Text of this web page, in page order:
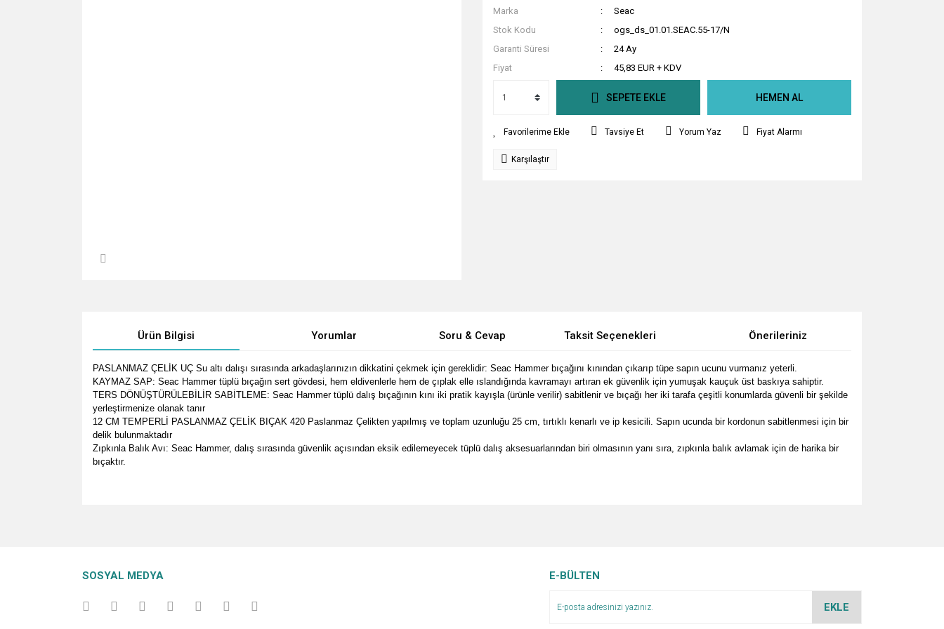
Marka
Seac
Stok Kodu
ogs_ds_01.01.SEAC.55-17/N
Garanti Süresi
24 Ay
Fiyat
45,83 EUR + KDV
SEPETE EKLE HEMEN AL
Tavsiye Et Yorum Yaz Fiyat Alarmı
Karşılaştır
Ürün Bilgisi Yorumlar Soru & Cevap Taksit Seçenekleri Önerileriniz
PASLANMAZ ÇELİK UÇ Su altı dalışı sırasında arkadaşlarınızın dikkatini çekmek için gereklidir: Seac Hammer bıçağını kınından çıkarıp tüpe sapın ucunu vurmanız yeterli.
KAYMAZ SAP: Seac Hammer tüplü bıçağın sert gövdesi, hem eldivenlerle hem de çıplak elle ıslandığında kavramayı artıran ek güvenlik için yumuşak kauçuk üst baskıya sahiptir.
TERS DÖNÜŞTÜRÜLEBİLİR SABİTLEME: Seac Hammer tüplü dalış bıçağının kını iki pratik kayışla (ürünle verilir) sabitlenir ve bıçağı her iki tarafa çeşitli konumlarda güvenli bir şekilde
yerleştirmenize olanak tanır
12 CM TEMPERLİ PASLANMAZ ÇELİK BIÇAK 420 Paslanmaz Çelikten yapılmış ve toplam uzunluğu 25 cm, tırtıklı kenarlı ve ip kesicili. Sapın ucunda bir kordonun sabitlenmesi için bir
delik bulunmaktadır
Zıpkınla Balık Avı: Seac Hammer, dalış sırasında güvenlik açısından eksik edilemeyecek tüplü dalış aksesuarlarından biri olmasının yanı sıra, zıpkınla balık avlamak için de harika bir
bıçaktır.
Ürün açıklamasında eksik bilgiler bulunuyor.
SOSYAL MEDYA E-BÜLTEN
EKLE